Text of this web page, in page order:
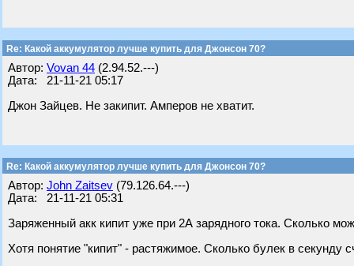
Re: Какой аккумулятор лучше купить для Джонсон 70?
Автор: Vovan 44 (2.94.52.---)
Дата: 21-11-21 05:17
Джон Зайцев. Не закипит. Амперов не хватит.
Re: Какой аккумулятор лучше купить для Джонсон 70?
Автор: John Zaitsev (79.126.64.---)
Дата: 21-11-21 05:31
Заряженный акк кипит уже при 2А зарядного тока. Сколько
Хотя понятие "кипит" - растяжимое. Сколько булек в секунду